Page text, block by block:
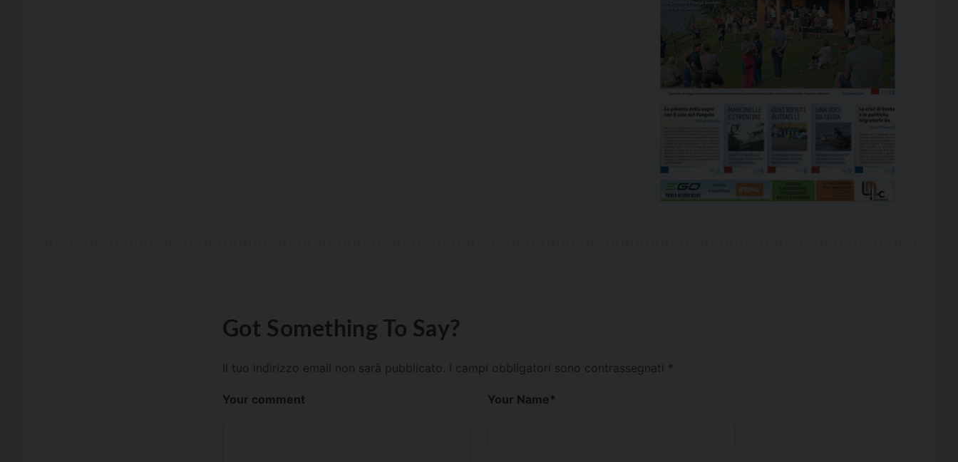
Got Something To Say?
Il tuo indirizzo email non sarà pubblicato. I campi obbligatori sono contrassegnati *
Your comment Your Name*